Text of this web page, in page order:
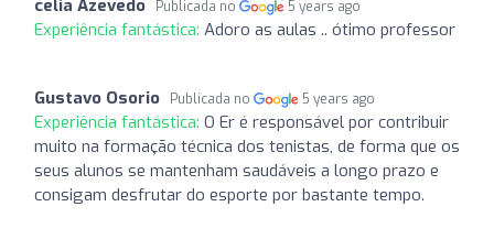
celia Azevedo Publicada no 5 years ago
Experiência fantástica: Adoro as aulas .. ótimo professor
Gustavo Osorio Publicada no 5 years ago
Experiência fantástica: O Er é responsável por contribuir
muito na formação técnica dos tenistas, de forma que os
seus alunos se mantenham saudáveis a longo prazo e
consigam desfrutar do esporte por bastante tempo.